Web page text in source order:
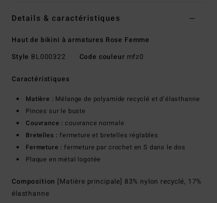
Details & caractéristiques
Haut de bikini à armatures Rose Femme
Style BL000322 Code couleur mfz0
Caractéristiques
Matière : Mélange de polyamide recyclé et d’élasthanne
Pinces sur le buste
Couvrance : couvrance normale
Bretelles :fermeture et bretelles réglables
Fermeture : fermeture par crochet en S dans le dos
Plaque en métal logotée
Composition [Matière principale] 83% nylon recyclé, 17%
élasthanne